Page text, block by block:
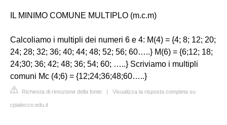
IL MINIMO COMUNE MULTIPLO (m.c.m)
Calcoliamo i multipli dei numeri 6 e 4: M(4) = {4; 8; 12; 20;
24; 28; 32; 36; 40; 44; 48; 52; 56; 60…..} M(6) = {6;12; 18;
24;30; 36; 42; 48; 36; 54; 60; …..} Scriviamo i multipli
comuni Mc (4;6) = {12;24;36;48;60…..}
Richiesta di rimozione della fonte | Visualizza la risposta completa su
cpialecco.edu.it